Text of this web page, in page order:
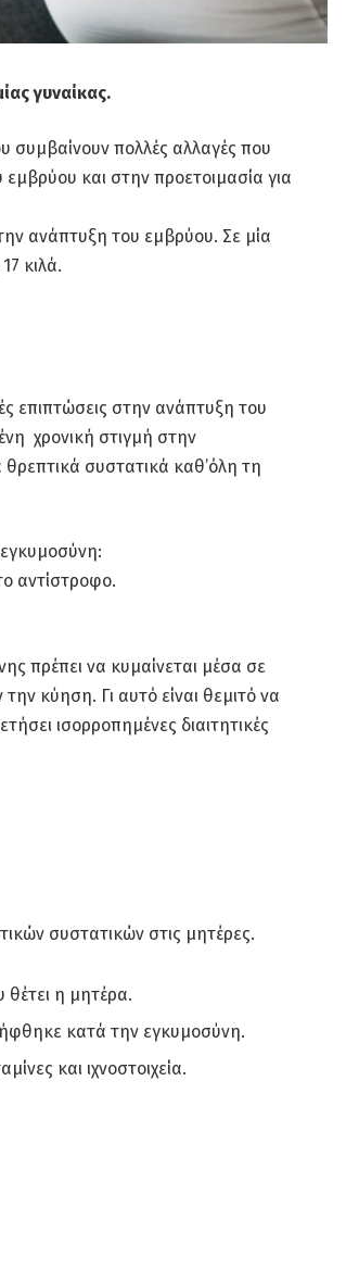
γυναίκας.
συμβαίνουν πολλές αλλαγές που
και στην προετοιμασία για
ανάπτυξη του εμβρύου. Σε μία
κιλά.
επιπτώσεις στην ανάπτυξη του
χρονική στιγμή στην
συστατικά καθ’όλη τη
αντίστροφο.
πρέπει να κυμαίνεται μέσα σε
κύηση. Γι αυτό είναι θεμιτό να
ισορροπημένες διαιτητικές
συστατικών στις μητέρες.
θέτει η μητέρα.
κατά την εγκυμοσύνη.
και ιχνοστοιχεία.